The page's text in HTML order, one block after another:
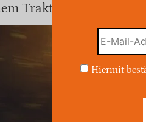
Traktor tödlich
Hiermit